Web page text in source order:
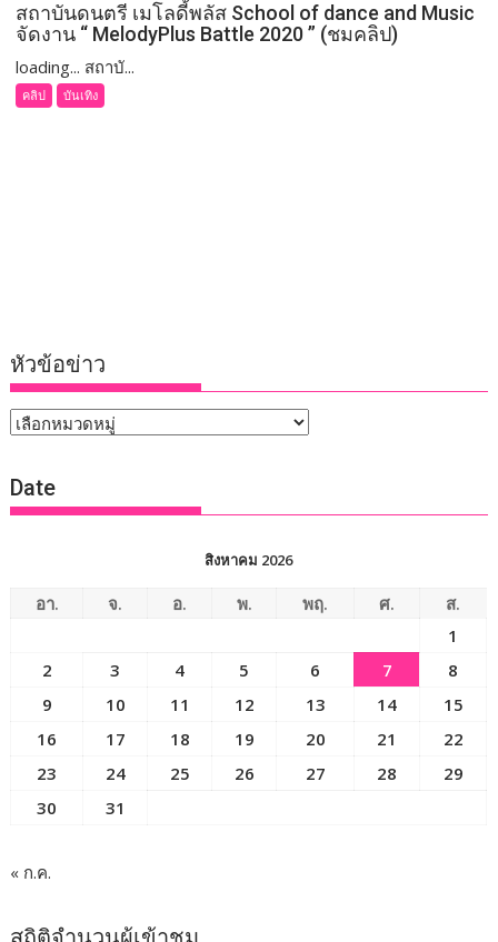
สถาบันดนตรี เมโลดี้พลัส School of dance and Music
จัดงาน “ MelodyPlus Battle 2020 ” (ชมคลิป)
loading... สถาบั...
คลิป บันเทิง
หัวข้อข่าว
หัวข้อ
Date
สิงหาคม 2026
อา. จ. อ. พ. พฤ. ศ.
ส.
1
2
3 4 5 6 7
8
9
10 11 12 13 14
15
16
17 18 19 20 21
22
23
24 25 26 27 28
29
30
31
« ก.ค.